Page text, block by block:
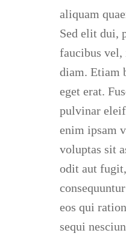
aliquam
Sed elit dui,
faucibus vel,
diam. Etiam
eget erat.
pulvinar
enim ipsam
voluptas sit
odit aut
eos qui
sequi